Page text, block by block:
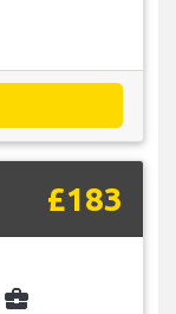
£183
business_center